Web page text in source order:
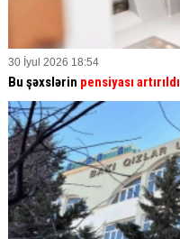
30 İyul 2026 18:54
Bu şəxslərin pensiyası artırıldı